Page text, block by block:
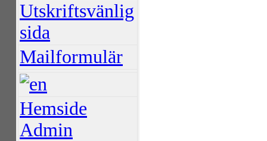
Utskriftsvänlig
sida
Mailformulär
Hemside
Admin